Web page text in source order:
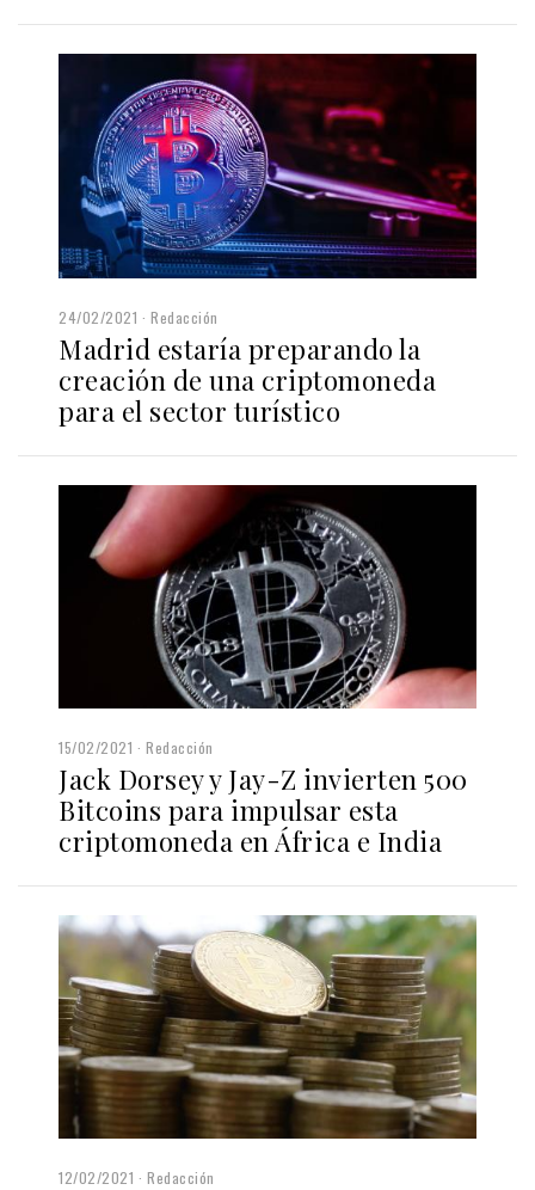
24/02/2021 Redacción
Madrid estaría preparando la
creación de una criptomoneda
para el sector turístico
15/02/2021 Redacción
Jack Dorsey y Jay-Z invierten 500
Bitcoins para impulsar esta
criptomoneda en África e India
12/02/2021 Redacción